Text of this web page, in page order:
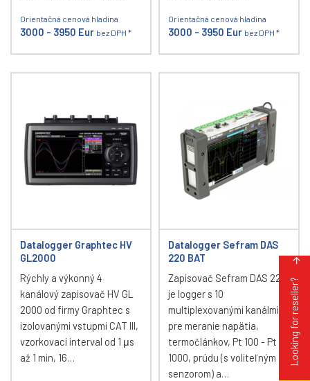
Orientačná cenová hladina
3000 - 3950 Eur bez DPH *
Orientačná cenová hladina
3000 - 3950 Eur bez DPH *
Datalogger Graphtec HV
GL2000
Rýchly a výkonný 4
kanálový zapisovač HV GL
2000 od firmy Graphtec s
izolovanými vstupmi CAT III,
vzorkovací interval od 1 μs
až 1 min, 16…
Datalogger Sefram DAS
220 BAT
Zapisovač Sefram DAS 220
je logger s 10
multiplexovanými kanálmi
pre meranie napätia,
termočlánkov, Pt 100 - Pt
1000, prúdu (s voliteľným
senzorom) a…
Looking for reseller?